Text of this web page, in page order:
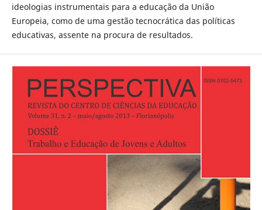
ideologias instrumentais para a educação da União
Europeia, como de uma gestão tecnocrática das políticas
educativas, assente na procura de resultados.